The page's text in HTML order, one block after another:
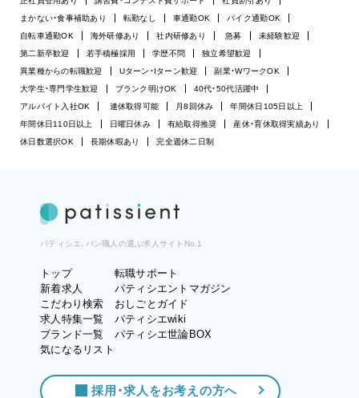
まかない・食事補助あり
転勤なし 車通勤OK
バイク通勤OK
自転車通勤OK
海外研修あり 社内研修あり 急募
未経験歓迎
第二新卒歓迎
若手積極採用 学歴不問
独立希望歓迎
異業種からの転職歓迎
Uターン・Iターン歓迎
副業・WワークOK
大学生・専門学生歓迎
ブランク明けOK
40代・50代活躍中
アルバイト入社OK
連休取得可能 月8回休み
年間休日105日以上
年間休日110日以上
日曜日休み 有給取得推奨
産休・育休取得実績あり
休日数選択OK
長期休暇あり 完全週休二日制
パティシエ、パン職人の選ぶ求人サイトNo.1
トップ
新着求人
こだわり検索
求人特集一覧
ブランド一覧
気になるリスト
転職サポート
パティシエントマガジン
おしごとガイド
パティシエwiki
パティシエ世論BOX
採用・求人をお考えの方へ